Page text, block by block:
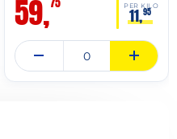
59, PER KILO
11,95